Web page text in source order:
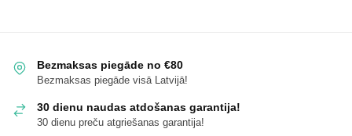
Bezmaksas piegāde no €80
Bezmaksas piegāde visā Latvijā!
30 dienu naudas atdošanas garantija!
30 dienu preču atgriešanas garantija!